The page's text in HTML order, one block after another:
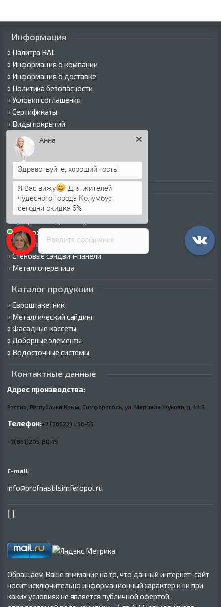
Информация
Палитра RAL
Информация о компании
Информация о доставке
Политика безопасности
Условия соглашения
Сертификаты
Виды покрытий
Как оформить заказ
Вакансии
Оплата
Пресс-центр
Каталог продукции
Профнастил для крыши
Стеновой профнастил
Кровельные сэндвич-панели
Стеновые сэндвич-панели
Металлочерепица
Каталог продукции
Евроштакетник
Металлический сайдинг
Фасадные кассеты
Доборные элементы
Водосточные системы
Контактные данные
Адрес производства:
Россия, Республика Крым, Симферополь, ул. Маршала Жукова, д. 44Б
Телефон:+7 (36522) 456-55
+7(861)205-80-75
E-mail:
info@profnastilsimferopol.ru
Обращаем Ваше внимание на то, что данный интернет-сайт
носит исключительно информационный характер и ни при
каких условиях не является публичной офертой,
Введите сообщение
Анна
Я Вас вижу
Для жителей
чудесного города Колумбус
сегодня скидка 5%